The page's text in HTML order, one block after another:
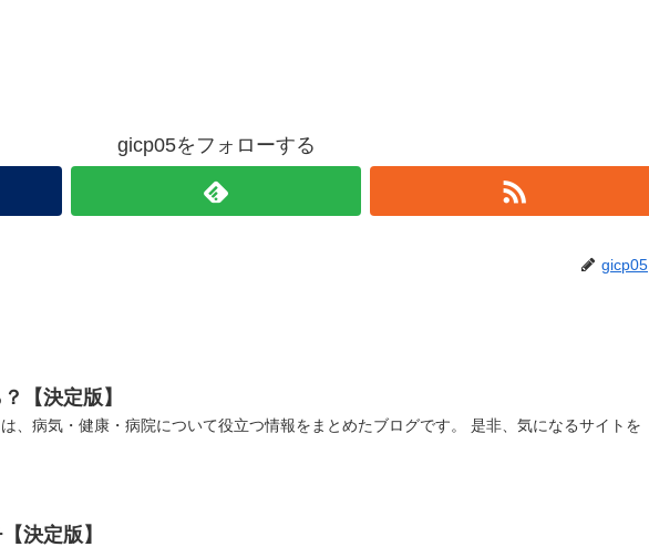
gicp05をフォローする
gicp05
【決定版】
、病気・健康・病院について役立つ情報をまとめたブログです。 是非、気になるサイトを
決定版】